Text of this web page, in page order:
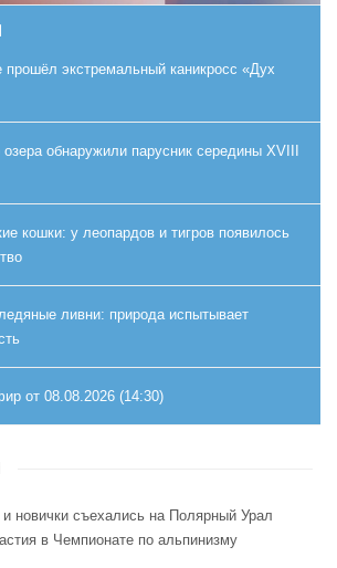
прошёл экстремальный каникросс «Дух
обнаружили парусник середины XVIII
кошки: у леопардов и тигров появилось
ливни: природа испытывает
от 08.08.2026 (14:30)
новички съехались на Полярный Урал
в Чемпионате по альпинизму